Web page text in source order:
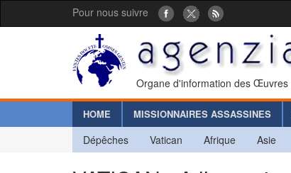
Pour nous suivre
Organe d'information des Œuvres
HOME MISSIONNAIRES ASSASSINES
Dépêches Vatican Afrique Asie